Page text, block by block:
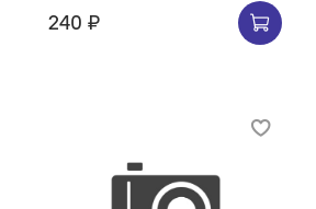
240 ₽